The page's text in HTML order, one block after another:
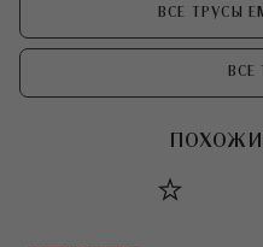
ВСЕ ТРУСЫ
ВСЕ